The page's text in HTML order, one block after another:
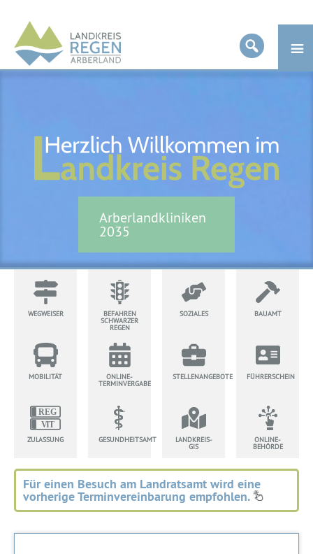
Landkreis
Regen
Arberlandkliniken
2035
WEGWEISER BEFAHREN
SCHWARZER
REGEN
SOZIALES BAUAMT
MOBILITÄT ONLINE-
TERMINVERGABE
STELLENANGEBOTE FÜHRERSCHEIN
ZULASSUNG GESUNDHEITSAMT LANDKREIS-
GIS
ONLINE-
BEHÖRDE
Für einen Besuch am Landratsamt wird eine
vorherige Terminvereinbarung empfohlen.